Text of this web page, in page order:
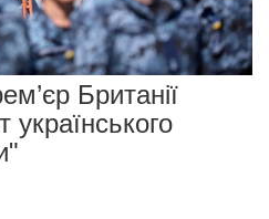
Британії
українського